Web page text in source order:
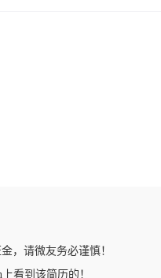
，请微友务必谨慎！
看到该简历的！